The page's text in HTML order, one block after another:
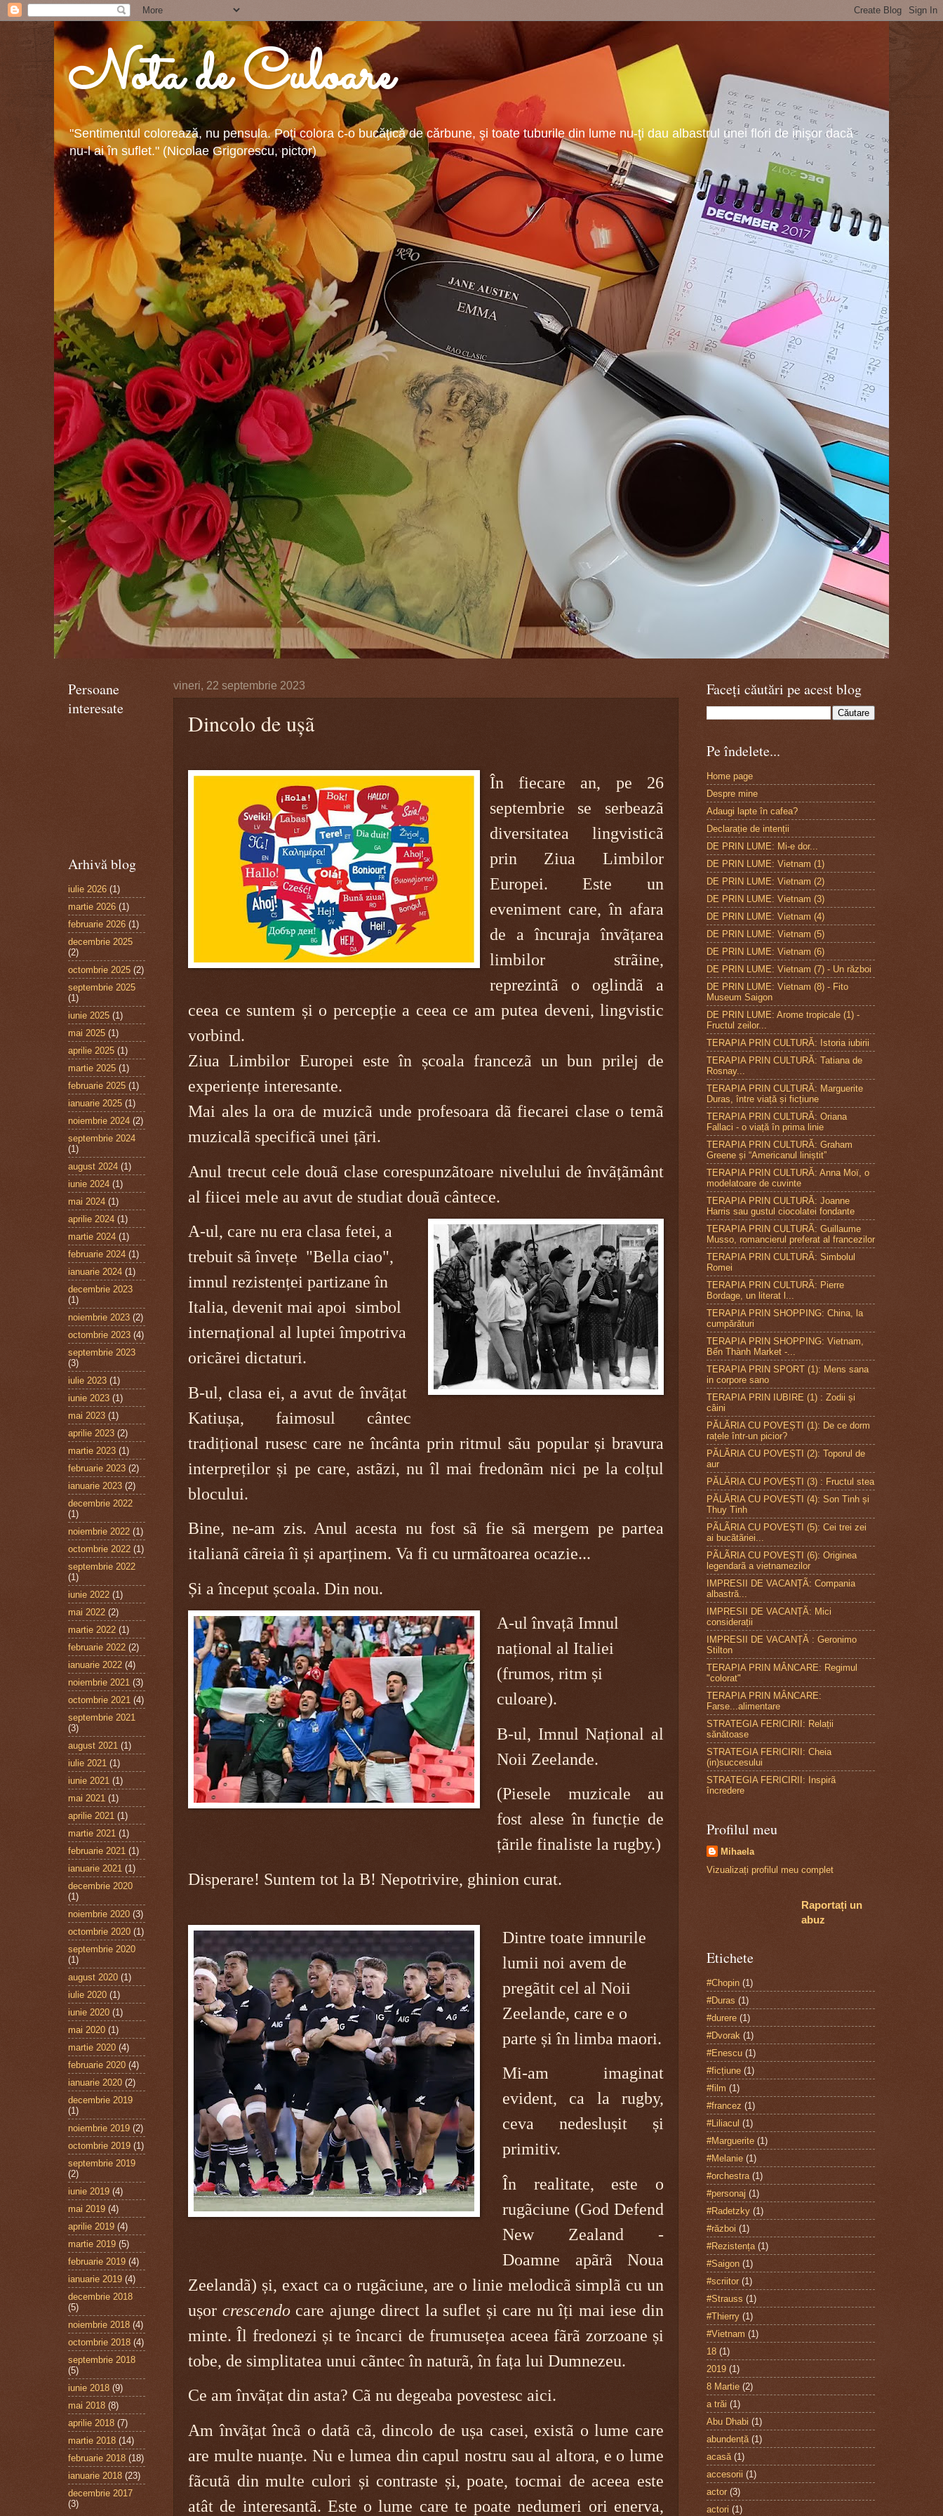
Nota de Culoare
"Sentimentul colorează, nu pensula. Poţi colora c-o bucăţică de cărbune, şi toate tuburile din lume nu-ţi dau albastrul unei flori de inişor dacă
nu-l ai în suflet." (Nicolae Grigorescu, pictor)
vineri, 22 septembrie 2023
Dincolo de ușã
În fiecare an, pe 26
septembrie se serbeazã
diversitatea lingvisticã
prin Ziua Limbilor
Europei. Este un
eveniment care, în afara
de a încuraja învãțarea
limbilor strãine,
reprezintã o oglindã a
ceea ce suntem și o percepție a ceea ce am putea deveni, lingvistic
vorbind.
Ziua Limbilor Europei este în școala francezã un bun prilej de
experiențe interesante.
Mai ales la ora de muzicã unde profesoara dã fiecarei clase o temã
muzicalã specificã unei țãri.
Anul trecut cele douã clase corespunzãtoare nivelului de învãțãmânt
al fiicei mele au avut de studiat douã cântece.
A-ul, care nu era clasa fetei, a
trebuit sã învețe "Bella ciao",
imnul rezistenței partizane în
Italia, devenit mai apoi simbol
internațional al luptei împotriva
oricãrei dictaturi.
B-ul, clasa ei, a avut de învãțat
Katiușa, faimosul cântec
tradițional rusesc care ne încânta prin ritmul sãu popular și bravura
interpreților și pe care, astãzi, nu îl mai fredonãm nici pe la colțul
blocului.
Bine, ne-am zis. Anul acesta nu fost sã fie sã mergem pe partea
italianã cãreia îi și aparținem. Va fi cu urmãtoarea ocazie...
Și a început școala. Din nou.
A-ul învațã Imnul
național al Italiei
(frumos, ritm și
culoare).
B-ul, Imnul Național al
Noii Zeelande.
(Piesele muzicale au
fost alese în funcție de
țãrile finaliste la rugby.)
Disperare! Suntem tot la B! Nepotrivire, ghinion curat.
Dintre toate imnurile
lumii noi avem de
pregãtit cel al Noii
Zeelande, care e o
parte și în limba maori.
Mi-am imaginat
evident, ca la rugby,
ceva nedeslușit și
primitiv.
În realitate, este o
rugãciune (God Defend
New Zealand -
Doamne apãrã Noua
Zeelandã) și, exact ca o rugãciune, are o linie melodicã simplã cu un
ușor crescendocare ajunge direct la suflet și care nu îți mai iese din
minte. Îl fredonezi și te încarci de frumusețea aceea fãrã zorzoane și
tobe, de simplitatea unui cãntec în naturã, în fața lui Dumnezeu.
Ce am învãțat din asta? Cã nu degeaba povestesc aici.
Am învãțat încã o datã cã, dincolo de ușa casei, existã o lume care
are multe nuanțe. Nu e lumea din capul nostru sau al altora, e o lume
fãcutã din multe culori și contraste și, poate, tocmai de aceea este
atât de interesantã. Este o lume care te poate nedumeri ori enerva,
Persoane
interesate
Arhivă blog
iulie 2026 (1)
martie 2026 (1)
februarie 2026 (1)
decembrie 2025
(2)
octombrie 2025 (2)
septembrie 2025
(1)
iunie 2025 (1)
mai 2025 (1)
aprilie 2025 (1)
martie 2025 (1)
februarie 2025 (1)
ianuarie 2025 (1)
noiembrie 2024 (2)
septembrie 2024
(1)
august 2024 (1)
iunie 2024 (1)
mai 2024 (1)
aprilie 2024 (1)
martie 2024 (1)
februarie 2024 (1)
ianuarie 2024 (1)
decembrie 2023
(1)
noiembrie 2023 (2)
octombrie 2023 (4)
septembrie 2023
(3)
iulie 2023 (1)
iunie 2023 (1)
mai 2023 (1)
aprilie 2023 (2)
martie 2023 (1)
februarie 2023 (2)
ianuarie 2023 (2)
decembrie 2022
(1)
noiembrie 2022 (1)
octombrie 2022 (1)
septembrie 2022
(1)
iunie 2022 (1)
mai 2022 (2)
martie 2022 (1)
februarie 2022 (2)
ianuarie 2022 (4)
noiembrie 2021 (3)
octombrie 2021 (4)
septembrie 2021
(3)
august 2021 (1)
iulie 2021 (1)
iunie 2021 (1)
mai 2021 (1)
aprilie 2021 (1)
martie 2021 (1)
februarie 2021 (1)
ianuarie 2021 (1)
decembrie 2020
(1)
noiembrie 2020 (3)
octombrie 2020 (1)
septembrie 2020
(1)
august 2020 (1)
iulie 2020 (1)
iunie 2020 (1)
mai 2020 (1)
martie 2020 (4)
februarie 2020 (4)
ianuarie 2020 (2)
decembrie 2019
(1)
noiembrie 2019 (2)
octombrie 2019 (1)
septembrie 2019
(2)
iunie 2019 (4)
mai 2019 (4)
aprilie 2019 (4)
martie 2019 (5)
februarie 2019 (4)
ianuarie 2019 (4)
decembrie 2018
(5)
noiembrie 2018 (4)
octombrie 2018 (4)
septembrie 2018
(5)
iunie 2018 (9)
mai 2018 (8)
aprilie 2018 (7)
martie 2018 (14)
februarie 2018 (18)
ianuarie 2018 (23)
decembrie 2017
(3)
Faceți căutări pe acest blog
Pe îndelete...
Home page
Despre mine
Adaugi lapte în cafea?
Declarație de intenții
DE PRIN LUME: Mi-e dor...
DE PRIN LUME: Vietnam (1)
DE PRIN LUME: Vietnam (2)
DE PRIN LUME: Vietnam (3)
DE PRIN LUME: Vietnam (4)
DE PRIN LUME: Vietnam (5)
DE PRIN LUME: Vietnam (6)
DE PRIN LUME: Vietnam (7) - Un război
DE PRIN LUME: Vietnam (8) - Fito
Museum Saigon
DE PRIN LUME: Arome tropicale (1) -
Fructul zeilor...
TERAPIA PRIN CULTURĂ: Istoria iubirii
TERAPIA PRIN CULTURĂ: Tatiana de
Rosnay...
TERAPIA PRIN CULTURĂ: Marguerite
Duras, între viață și ficțiune
TERAPIA PRIN CULTURĂ: Oriana
Fallaci - o viață în prima linie
TERAPIA PRIN CULTURĂ: Graham
Greene și “Americanul liniștit”
TERAPIA PRIN CULTURĂ: Anna Moï, o
modelatoare de cuvinte
TERAPIA PRIN CULTURĂ: Joanne
Harris sau gustul ciocolatei fondante
TERAPIA PRIN CULTURÃ: Guillaume
Musso, romancierul preferat al francezilor
TERAPIA PRIN CULTURÃ: Simbolul
Romei
TERAPIA PRIN CULTURÃ: Pierre
Bordage, un literat l...
TERAPIA PRIN SHOPPING: China, la
cumpărături
TERAPIA PRIN SHOPPING: Vietnam,
Bến Thành Market -...
TERAPIA PRIN SPORT (1): Mens sana
in corpore sano
TERAPIA PRIN IUBIRE (1) : Zodii și
câini
PĂLĂRIA CU POVEȘTI (1): De ce dorm
rațele într-un picior?
PĂLĂRIA CU POVEȘTI (2): Toporul de
aur
PĂLĂRIA CU POVEȘTI (3) : Fructul stea
PĂLĂRIA CU POVEȘTI (4): Son Tinh și
Thuy Tinh
PÃLÃRIA CU POVEȘTI (5): Cei trei zei
ai bucãtãriei...
PÃLÃRIA CU POVEȘTI (6): Originea
legendarã a vietnamezilor
IMPRESII DE VACANȚÃ: Compania
albastră...
IMPRESII DE VACANȚÃ: Mici
considerații
IMPRESII DE VACANȚĂ : Geronimo
Stilton
TERAPIA PRIN MÂNCARE: Regimul
"colorat"
TERAPIA PRIN MÂNCARE:
Farse...alimentare
STRATEGIA FERICIRII: Relații
sănătoase
STRATEGIA FERICIRII: Cheia
(in)succesului
STRATEGIA FERICIRII: Inspirã
încredere
Profilul meu
Mihaela
Vizualizați profilul meu complet
Raportați un
abuz
Etichete
#Chopin (1)
#Duras (1)
#durere (1)
#Dvorak (1)
#Enescu (1)
#ficțiune (1)
#film (1)
#francez (1)
#Liliacul (1)
#Marguerite (1)
#Melanie (1)
#orchestra (1)
#personaj (1)
#Radetzky (1)
#război (1)
#Rezistența (1)
#Saigon (1)
#scriitor (1)
#Strauss (1)
#Thierry (1)
#Vietnam (1)
18 (1)
2019 (1)
8 Martie (2)
a trăi (1)
Abu Dhabi (1)
abundență (1)
acasă (1)
accesorii (1)
actor (3)
actori (1)